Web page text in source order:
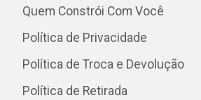
Quem Constrói Com Você
Política de Privacidade
Política de Troca e Devolução
Política de Retirada